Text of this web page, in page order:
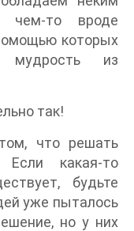
чем-то вроде
которых
мудрость из
так!
что решать
какая-то
будьте
уже пыталось
но у них